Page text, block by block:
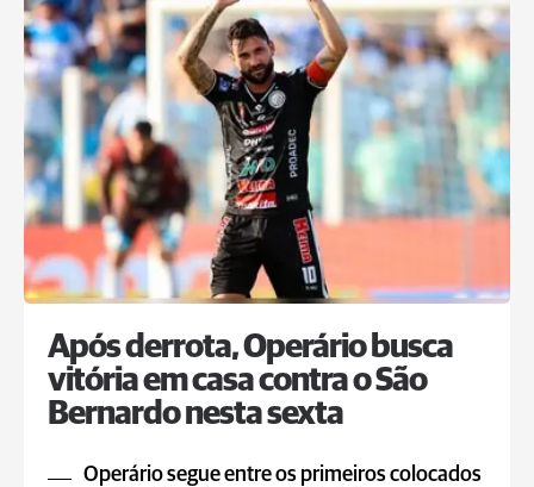
Após derrota, Operário busca
vitória em casa contra o São
Bernardo nesta sexta
Operário segue entre os primeiros colocados